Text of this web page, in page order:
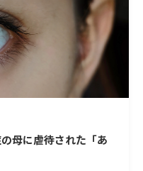
母に虐待された「あ